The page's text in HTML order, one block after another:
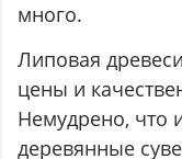
много.
Липовая
цены и
Немудрено, что
деревянные